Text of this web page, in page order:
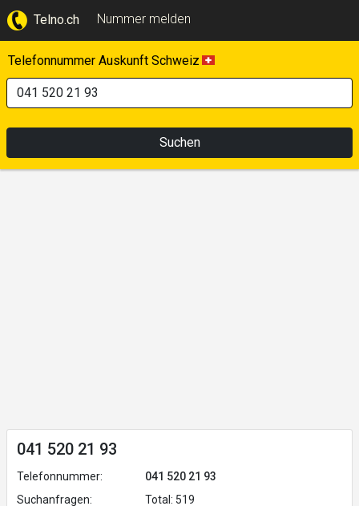
Telno.ch Nummer melden
Telefonnummer Auskunft Schweiz
Suchen
041 520 21 93
Telefonnummer:
041 520 21 93
Suchanfragen:
Total: 519